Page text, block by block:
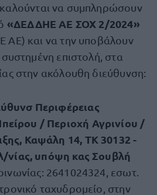
καλούνται να συμπληρώσουν
«ΔΕΔΔΗΕ ΑΕ ΣΟΧ 2/2024»
και να την υποβάλουν
επιστολή, στα
στην ακόλουθη διεύθυνση:
Περιφέρειας
/ Περιοχή Αγρινίου /
Καψάλη 14, ΤΚ 30132 -
νίας, υπόψη κας Σουβλή
2641024324, εσωτ.
ταχυδρομείο, στην